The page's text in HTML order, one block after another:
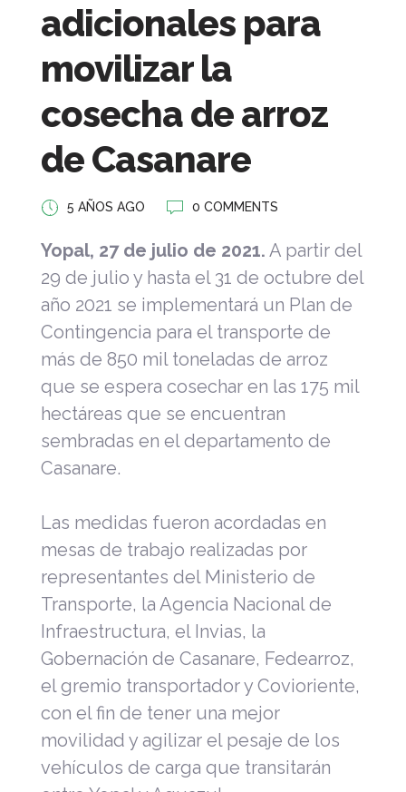
adicionales para
movilizar la
cosecha de arroz
de Casanare
5 AÑOS AGO 0 COMMENTS
Yopal, 27 de julio de 2021. A partir del
29 de julio y hasta el 31 de octubre del
año 2021 se implementará un Plan de
Contingencia para el transporte de
más de 850 mil toneladas de arroz
que se espera cosechar en las 175 mil
hectáreas que se encuentran
sembradas en el departamento de
Casanare.
Las medidas fueron acordadas en
mesas de trabajo realizadas por
representantes del Ministerio de
Transporte, la Agencia Nacional de
Infraestructura, el Invias, la
Gobernación de Casanare, Fedearroz,
el gremio transportador y Covioriente,
con el fin de tener una mejor
movilidad y agilizar el pesaje de los
vehículos de carga que transitarán